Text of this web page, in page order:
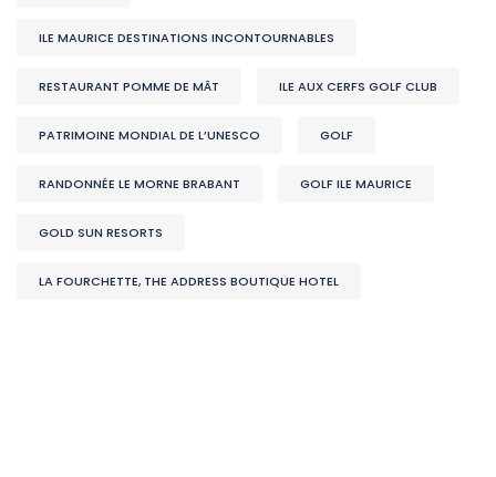
ILE MAURICE DESTINATIONS INCONTOURNABLES
RESTAURANT POMME DE MÂT ILE AUX CERFS GOLF CLUB
PATRIMOINE MONDIAL DE L’UNESCO GOLF
RANDONNÉE LE MORNE BRABANT GOLF ILE MAURICE
GOLD SUN RESORTS
LA FOURCHETTE, THE ADDRESS BOUTIQUE HOTEL